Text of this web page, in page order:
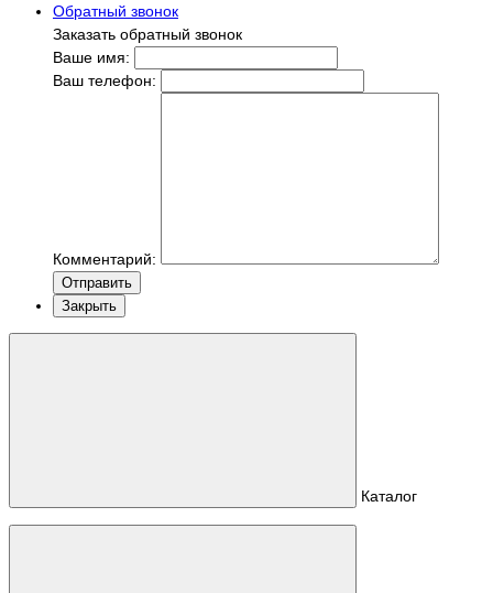
Обратный звонок
Заказать обратный звонок
Ваше имя:
Ваш телефон:
Комментарий:
Отправить
Закрыть
Каталог